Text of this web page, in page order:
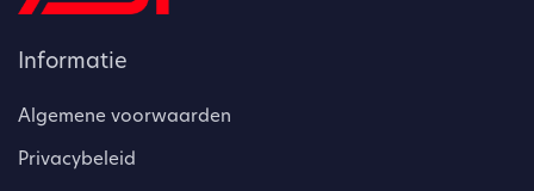
Informatie
Algemene voorwaarden
Privacybeleid